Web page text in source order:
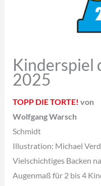
Kinderspiel
2025
TOPP DIE TORTE! von
Wolfgang Warsch
Schmidt
Illustration: Michael
Vielschichtiges Backen
Augenmaß für 2 bis 4